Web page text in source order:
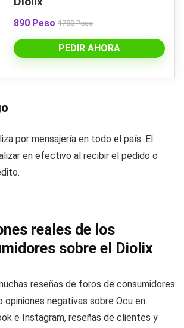
890 Peso 1780 Peso
PEDIR AHORA
por mensajería en todo el país. El
en efectivo al recibir el pedido o
reales de los
sobre el Diolix
reseñas de foros de consumidores
opiniones negativas sobre Ocu en
e Instagram, reseñas de clientes y